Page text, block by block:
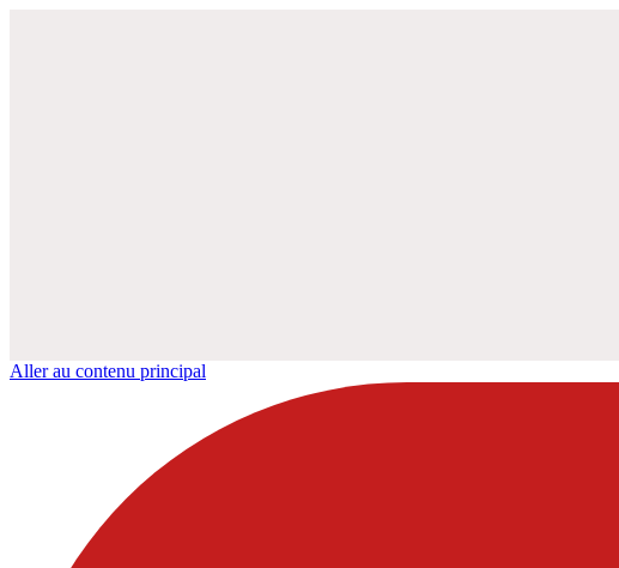
Aller au contenu principal